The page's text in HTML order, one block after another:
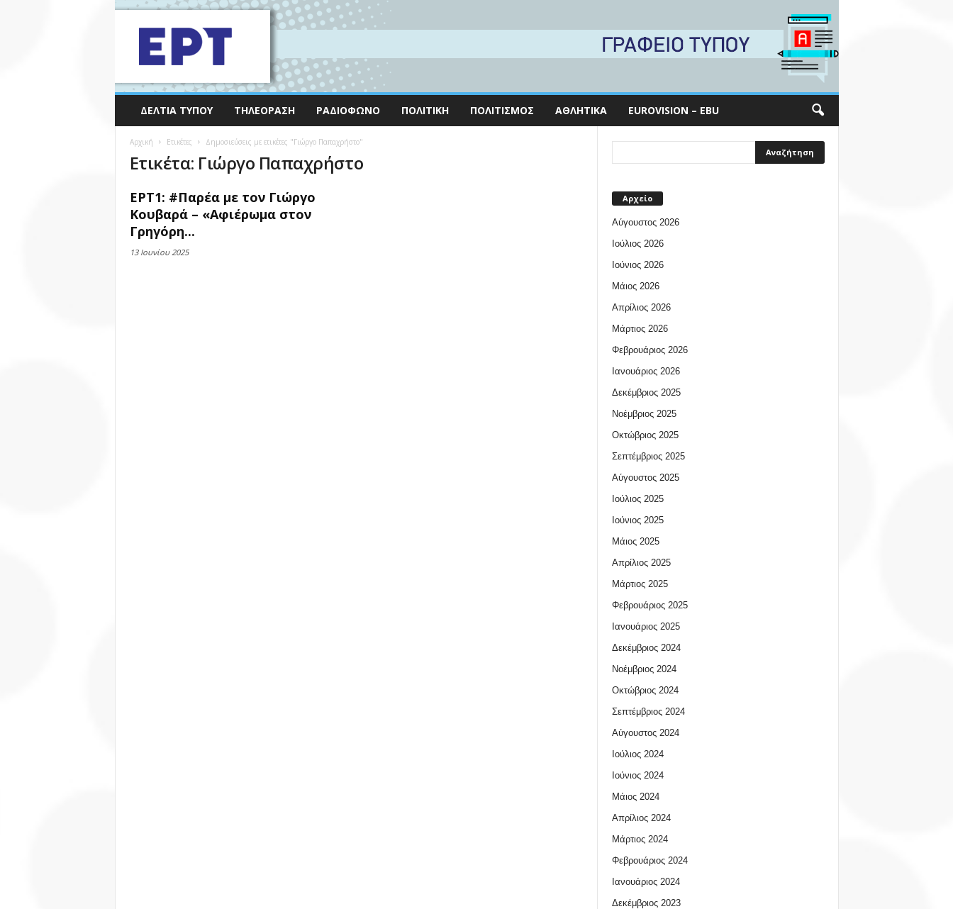
ΔΕΛΤΊΑ ΤΎΠΟΥ ΤΗΛΕΌΡΑΣΗ ΡΑΔΙΌΦΩΝΟ ΠΟΛΙΤΙΚΉ ΠΟΛΙΤΙΣΜΌΣ ΑΘΛΗΤΙΚΆ EUROVISION – EBU
Αρχική Ετικέτες Δημοσιεύσεις με ετικέτες "Γιώργο Παπαχρήστο"
Ετικέτα: Γιώργο Παπαχρήστο
ΕΡΤ1: #Παρέα με τον Γιώργο
Κουβαρά – «Αφιέρωμα στον
Γρηγόρη...
13 Ιουνίου 2025
Αρχείο
Αύγουστος 2026
Ιούλιος 2026
Ιούνιος 2026
Μάιος 2026
Απρίλιος 2026
Μάρτιος 2026
Φεβρουάριος 2026
Ιανουάριος 2026
Δεκέμβριος 2025
Νοέμβριος 2025
Οκτώβριος 2025
Σεπτέμβριος 2025
Αύγουστος 2025
Ιούλιος 2025
Ιούνιος 2025
Μάιος 2025
Απρίλιος 2025
Μάρτιος 2025
Φεβρουάριος 2025
Ιανουάριος 2025
Δεκέμβριος 2024
Νοέμβριος 2024
Οκτώβριος 2024
Σεπτέμβριος 2024
Αύγουστος 2024
Ιούλιος 2024
Ιούνιος 2024
Μάιος 2024
Απρίλιος 2024
Μάρτιος 2024
Φεβρουάριος 2024
Ιανουάριος 2024
Δεκέμβριος 2023